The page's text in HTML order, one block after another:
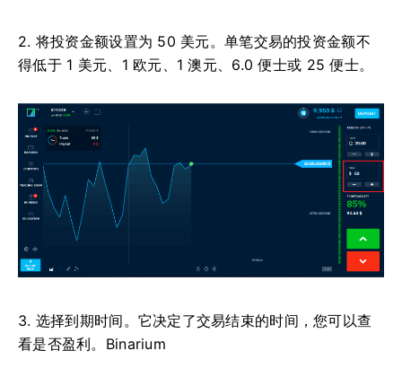
2. 将投资金额设置为 50 美元。单笔交易的投资金额不
得低于 1 美元、1 欧元、1 澳元、6.0 便士或 25 便士。
3. 选择到期时间。它决定了交易结束的时间，您可以查
看是否盈利。Binarium